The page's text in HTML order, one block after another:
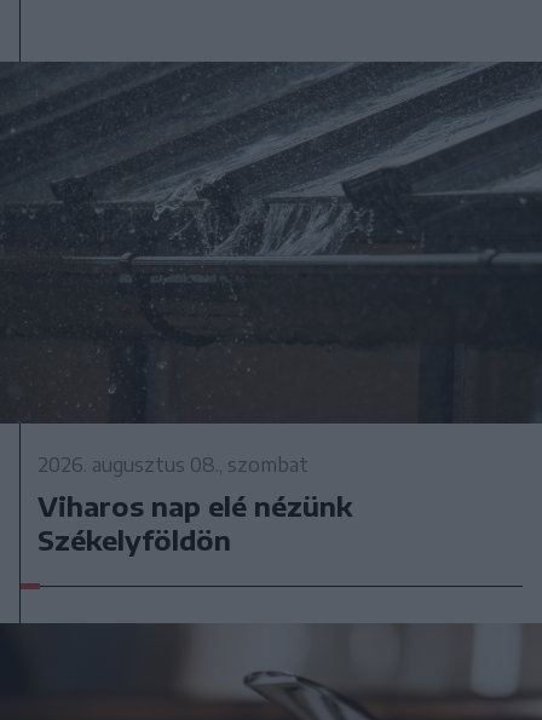
2026. augusztus 08., szombat
Viharos nap elé nézünk
Székelyföldön